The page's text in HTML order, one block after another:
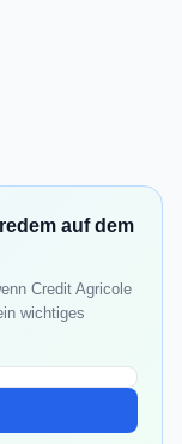
auf dem
Credit Agricole
wichtiges